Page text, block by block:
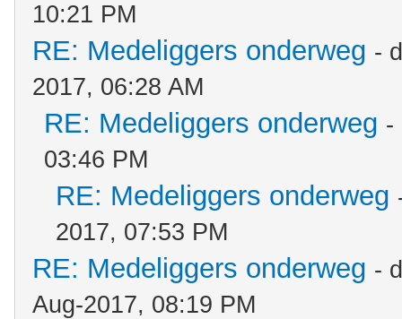
10:21 PM
RE: Medeliggers onderweg -
2017, 06:28 AM
RE: Medeliggers onderweg -
03:46 PM
RE: Medeliggers onderweg
2017, 07:53 PM
RE: Medeliggers onderweg -
Aug-2017, 08:19 PM